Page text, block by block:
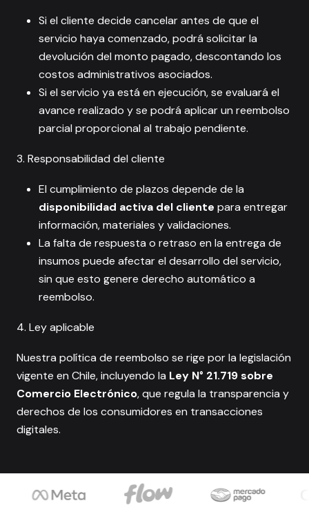
Si el cliente decide cancelar antes de que el
servicio haya comenzado, podrá solicitar la
devolución del monto pagado, descontando los
costos administrativos asociados.
Si el servicio ya está en ejecución, se evaluará el
avance realizado y se podrá aplicar un reembolso
parcial proporcional al trabajo pendiente.
3. Responsabilidad del cliente
El cumplimiento de plazos depende de la
disponibilidad activa del cliente para entregar
información, materiales y validaciones.
La falta de respuesta o retraso en la entrega de
insumos puede afectar el desarrollo del servicio,
sin que esto genere derecho automático a
reembolso.
4. Ley aplicable
Nuestra política de reembolso se rige por la legislación
vigente en Chile, incluyendo la Ley N° 21.719 sobre
Comercio Electrónico, que regula la transparencia y
derechos de los consumidores en transacciones
digitales.